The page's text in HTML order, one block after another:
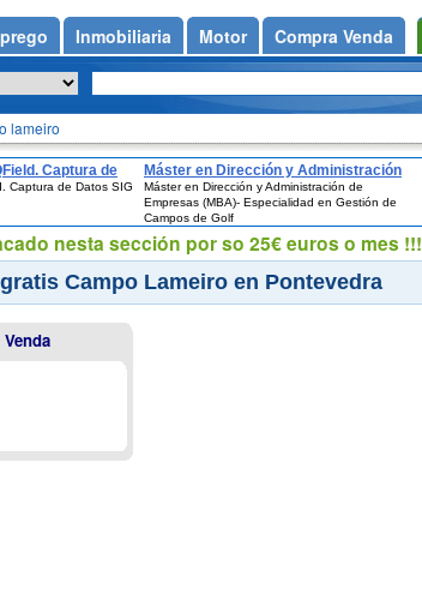
lameiro
Captura de
Móviles
Captura de Datos SIG
Máster en Dirección y Administración
de Empresas (MBA)- Especialidad en
Gestión de Campos de Golf
Máster en Dirección y Administración de
Empresas (MBA)- Especialidad en Gestión de
Campos de Golf
Campo Lameiro en Pontevedra
Inmobiliaria Motor Compra Venda
nesta sección por so 25€ euros o mes !!!